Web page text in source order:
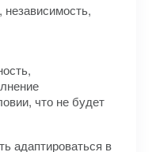
независимость,
что не будет
адаптироваться в